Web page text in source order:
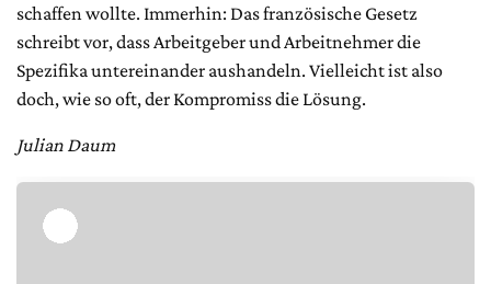
schaffen wollte. Immerhin: Das französische Gesetz
schreibt vor, dass Arbeitgeber und Arbeitnehmer die
Spezifika untereinander aushandeln. Vielleicht ist also
doch, wie so oft, der Kompromiss die Lösung.
Julian Daum